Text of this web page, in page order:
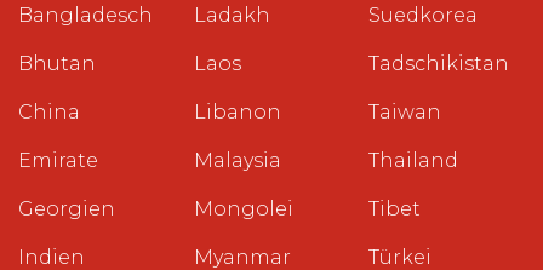
Bangladesch
Bhutan
China
Emirate
Georgien
Indien
Ladakh
Laos
Libanon
Malaysia
Mongolei
Myanmar
Suedkorea
Tadschikistan
Taiwan
Thailand
Tibet
Türkei